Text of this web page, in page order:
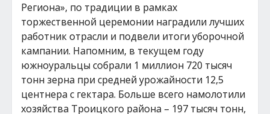
Региона», по традиции в рамках
торжественной церемонии наградили лучших
работник отрасли и подвели итоги уборочной
кампании. Напомним, в текущем году
южноуральцы собрали 1 миллион 720 тысяч
тонн зерна при средней урожайности 12,5
центнера с гектара. Больше всего намолотили
хозяйства Троицкого района – 197 тысяч тонн,